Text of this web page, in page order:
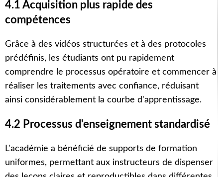
4.1 Acquisition plus rapide des
compétences
Grâce à des vidéos structurées et à des protocoles
prédéfinis, les étudiants ont pu rapidement
comprendre le processus opératoire et commencer à
réaliser les traitements avec confiance, réduisant
ainsi considérablement la courbe d'apprentissage.
4.2 Processus d'enseignement standardisé
L'académie a bénéficié de supports de formation
uniformes, permettant aux instructeurs de dispenser